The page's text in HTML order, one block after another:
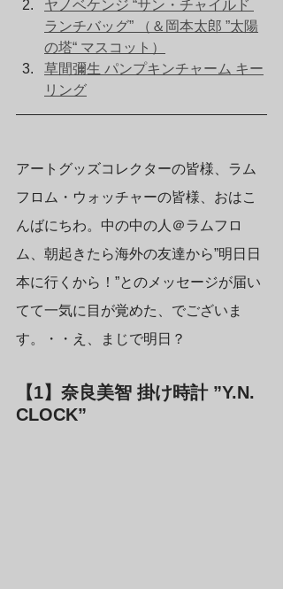
ヤノベケンジ “サン・チャイルド
ランチバッグ” （＆岡本太郎 ”太陽
の塔“ マスコット）
草間彌生 パンプキンチャーム キー
リング
アートグッズコレクターの皆様、ラム
フロム・ウォッチャーの皆様、おはこ
んばにちわ。中の中の人＠ラムフロ
ム、朝起きたら海外の友達から”明日日
本に行くから！”とのメッセージが届い
てて一気に目が覚めた、でございま
す。・・え、まじで明日？
【1】奈良美智 掛け時計 ”Y.N.
CLOCK”